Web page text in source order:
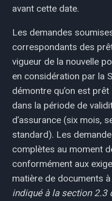
avant cette date.
Les demandes
correspondants des
vigueur de la nouvelle
en considération par la
démontre qu’on est
dans la période de
d’assurance (six mois,
standard). Les
complètes au moment
conformément aux
matière de documents
indiqué à la section 2.3